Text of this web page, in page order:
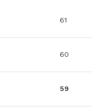
61
60
59